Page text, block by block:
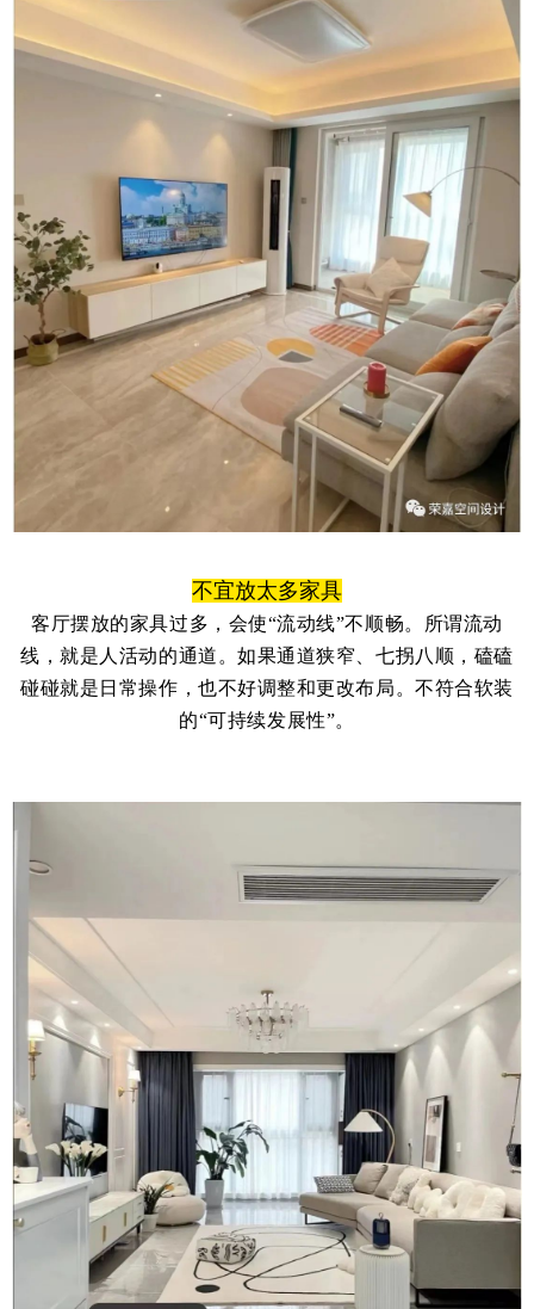
不宜放太多家具
客厅摆放的家具过多，会使“流动线”不顺畅。所谓流动
线，就是人活动的通道。如果通道狭窄、七拐八顺，磕磕
碰碰就是日常操作，也不好调整和更改布局。不符合软装
的“可持续发展性”。